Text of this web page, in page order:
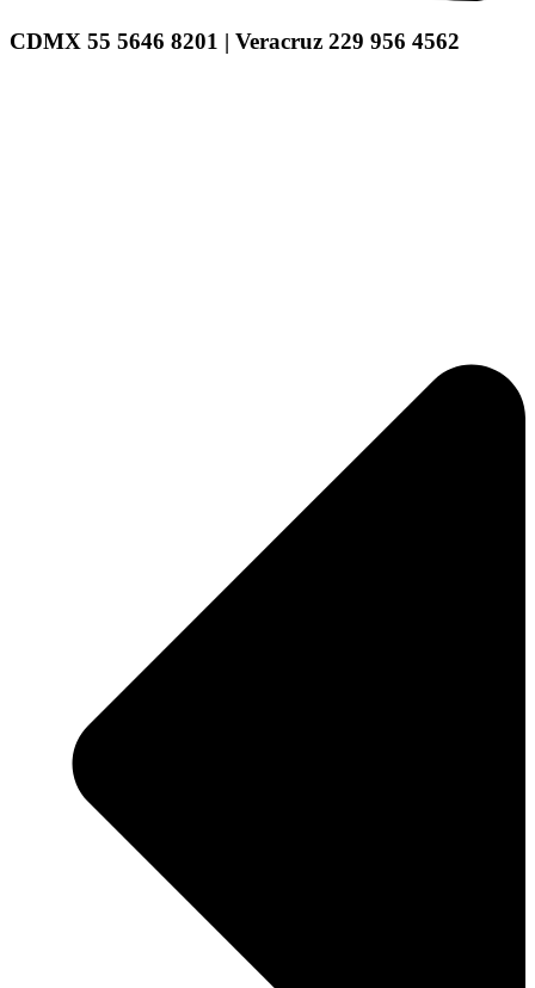
CDMX 55 5646 8201 | Veracruz 229 956 4562